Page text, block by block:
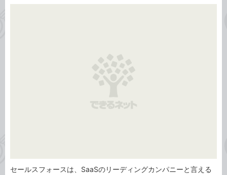
ゴ
セールスフォースは、SaaSのリーディングカンパニーと言える